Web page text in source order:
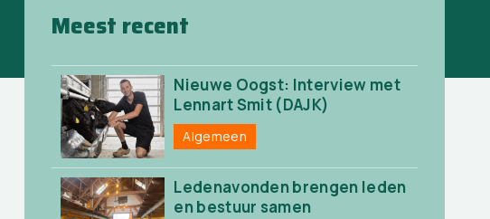
Meest recent
Nieuwe Oogst: Interview met
Lennart Smit (DAJK)
Algemeen
Ledenavonden brengen leden
en bestuur samen